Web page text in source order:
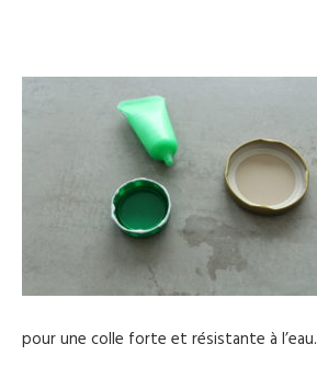
pour une colle forte et résistante à l’eau.